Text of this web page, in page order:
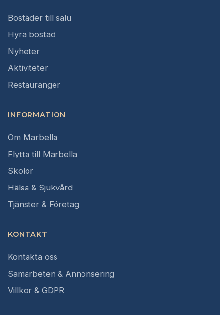
Bostäder till salu
Hyra bostad
Nyheter
Aktiviteter
Restauranger
INFORMATION
Om Marbella
Flytta till Marbella
Skolor
Hälsa & Sjukvård
Tjänster & Företag
KONTAKT
Kontakta oss
Samarbeten & Annonsering
Villkor & GDPR